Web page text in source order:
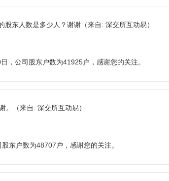
股东人数是多少人？谢谢 （来自: 深交所互动易）
，公司股东户数为41925户，感谢您的关注。
。 （来自: 深交所互动易）
东户数为48707户，感谢您的关注。